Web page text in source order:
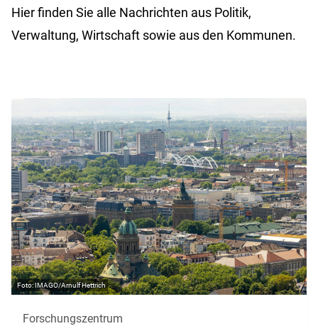
Hier finden Sie alle Nachrichten aus Politik,
Verwaltung, Wirtschaft sowie aus den Kommunen.
IMAGO/Arnulf Hettrich
Forschungszentrum